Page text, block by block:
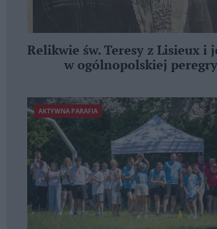
Relikwie św. Teresy z Lisieux i
w ogólnopolskiej
AKTYWNA PARAFIA